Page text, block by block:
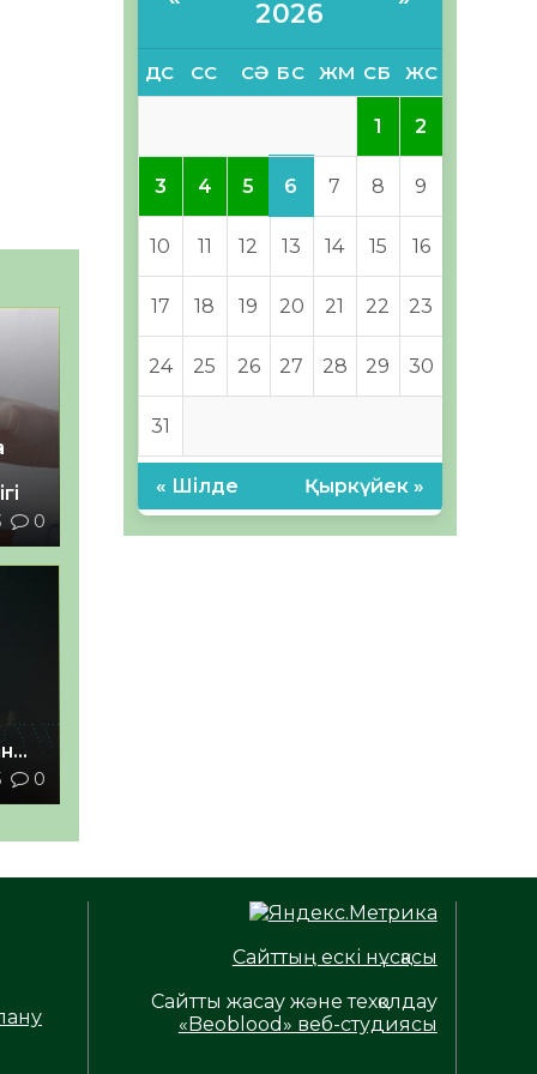
0
0
2026
ДС СС СӘ БС ЖМ СБ ЖС
1 2
3 4 5 6 7 8 9
10 11 12 13 14 15 16
17 18 19 20 21 22 23
24 25 26 27 28 29 30
31
« Шілде Қыркүйек »
Сайттың ескі нұсқасы
Сайтты жасау және техқолдау
«Beoblood» веб-студиясы